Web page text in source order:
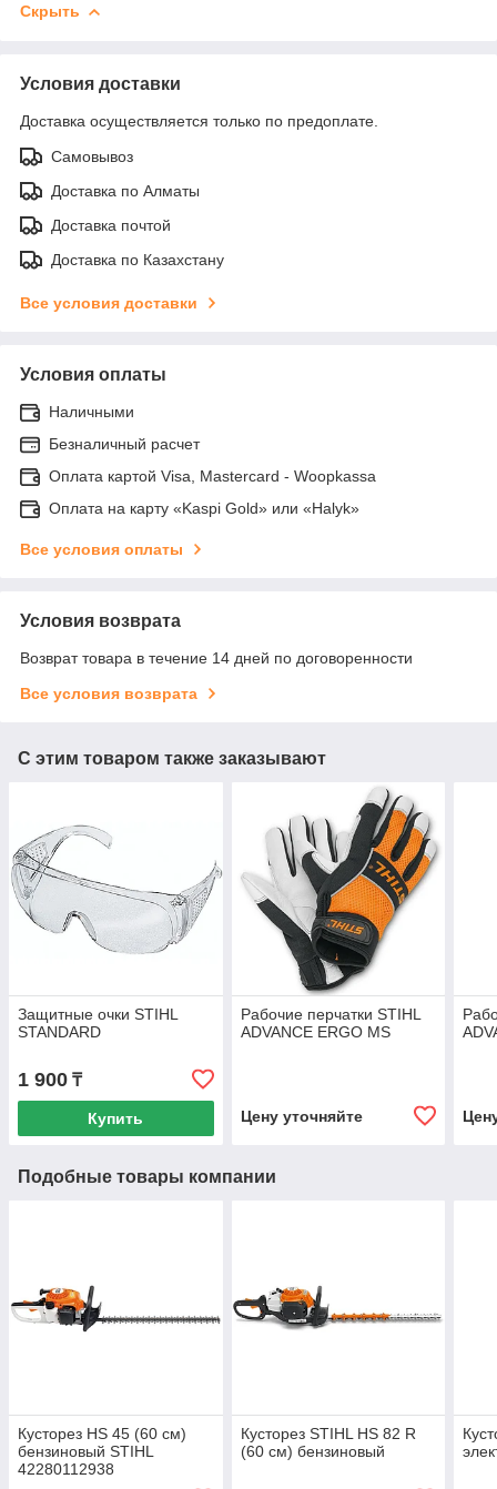
Скрыть
Условия доставки
Доставка осуществляется только по предоплате.
Самовывоз
Доставка по Алматы
Доставка почтой
Доставка по Казахстану
Все условия доставки
Условия оплаты
Наличными
Безналичный расчет
Оплата картой Visa, Mastercard - Woopkassa
Оплата на карту «Kaspi Gold» или «Halyk»
Все условия оплаты
Условия возврата
Возврат товара в течение 14 дней по договоренности
Все условия возврата
С этим товаром также заказывают
Защитные очки STIHL
STANDARD
1 900 ₸
Купить
Рабочие перчатки STIHL
ADVANCE ERGO MS
Цену уточняйте
Подобные товары компании
Кусторез HS 45 (60 см)
бензиновый STIHL
42280112938
Кусторез STIHL HS 82 R
(60 см) бензиновый